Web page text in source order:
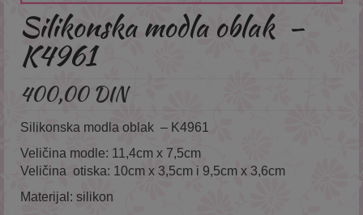
Silikonska modla oblak –
K4961
400,00 DIN
Silikonska modla oblak – K4961
Veličina modle: 11,4cm x 7,5cm
Veličina otiska: 10cm x 3,5cm i 9,5cm x 3,6cm
Materijal: silikon